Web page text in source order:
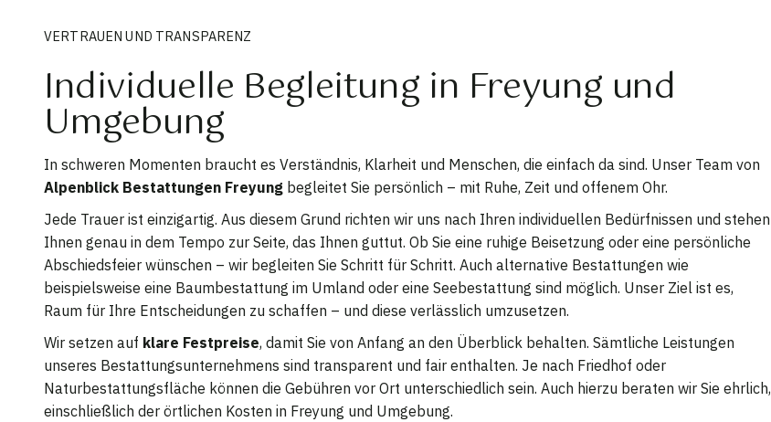
VERTRAUEN UND TRANSPARENZ
Individuelle Begleitung in Freyung und
Umgebung
In schweren Momenten braucht es Verständnis, Klarheit und Menschen, die einfach da sind. Unser Team von
Alpenblick Bestattungen Freyung begleitet Sie persönlich – mit Ruhe, Zeit und offenem Ohr.
Jede Trauer ist einzigartig. Aus diesem Grund richten wir uns nach Ihren individuellen Bedürfnissen und stehen
Ihnen genau in dem Tempo zur Seite, das Ihnen guttut. Ob Sie eine ruhige Beisetzung oder eine persönliche
Abschiedsfeier wünschen – wir begleiten Sie Schritt für Schritt. Auch alternative Bestattungen wie
beispielsweise eine Baumbestattung im Umland oder eine Seebestattung sind möglich. Unser Ziel ist es,
Raum für Ihre Entscheidungen zu schaffen – und diese verlässlich umzusetzen.
Wir setzen auf klare Festpreise, damit Sie von Anfang an den Überblick behalten. Sämtliche Leistungen
unseres Bestattungsunternehmens sind transparent und fair enthalten. Je nach Friedhof oder
Naturbestattungsfläche können die Gebühren vor Ort unterschiedlich sein. Auch hierzu beraten wir Sie ehrlich,
einschließlich der örtlichen Kosten in Freyung und Umgebung.